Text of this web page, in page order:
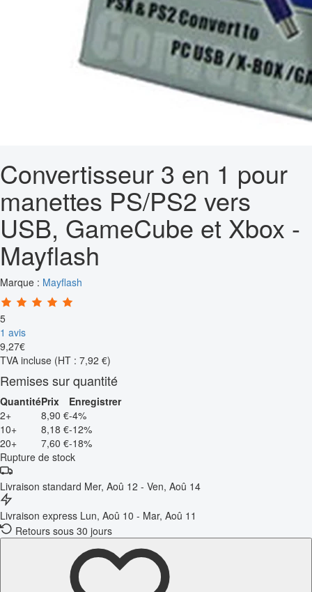
Convertisseur 3 en 1 pour
manettes PS/PS2 vers
USB, GameCube et Xbox -
Mayflash
Marque : Mayflash
5
1 avis
9,27€
TVA incluse (HT : 7,92 €)
Remises sur quantité
QuantitéPrix
Enregistrer
2+
8,90 €-4%
10+
8,18 €-12%
20+
7,60 €-18%
Rupture de stock
Livraison standard Mer, Aoû 12 - Ven, Aoû 14
Livraison express Lun, Aoû 10 - Mar, Aoû 11
Retours sous 30 jours